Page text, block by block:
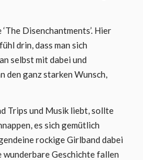
Disenchantments’. Hier
drin, dass man sich
selbst mit dabei und
den ganz starken Wunsch,
Trips und Musik liebt, sollte
es sich gemütlich
rockige Girlband dabei
wunderbare Geschichte fallen